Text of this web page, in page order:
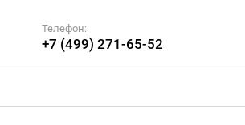
Телефон:
+7 (499) 271-65-52